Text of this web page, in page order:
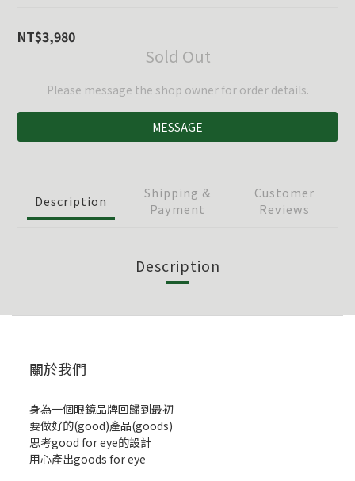
NT$3,980
Sold Out
Please message the shop owner for order details.
MESSAGE
Description
Shipping &
Payment
Customer
Reviews
Description
關於我們
身為一個眼鏡品牌回歸到最初
要做好的(good)產品(goods)
思考good for eye的設計
用心產出goods for eye